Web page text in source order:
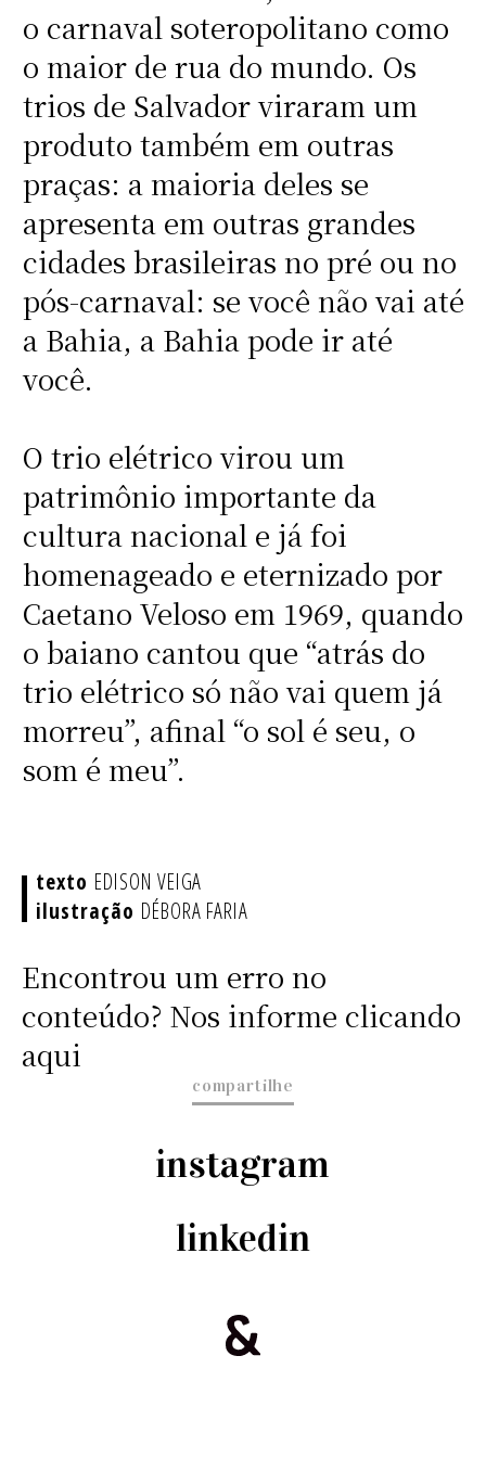
o carnaval soteropolitano como
o maior de rua do mundo. Os
trios de Salvador viraram um
produto também em outras
praças: a maioria deles se
apresenta em outras grandes
cidades brasileiras no pré ou no
pós-carnaval: se você não vai até
a Bahia, a Bahia pode ir até
você.
O trio elétrico virou um
patrimônio importante da
cultura nacional e já foi
homenageado e eternizado por
Caetano Veloso em 1969, quando
o baiano cantou que “atrás do
trio elétrico só não vai quem já
morreu”, afinal “o sol é seu, o
som é meu”.
EDISON VEIGA
DÉBORA FARIA
Encontrou um erro no
conteúdo? Nos informe clicando
aqui
compartilhe
instagram
linkedin